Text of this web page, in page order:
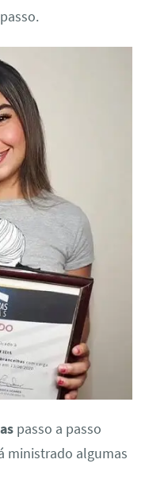
passo a passo
ministrado algumas